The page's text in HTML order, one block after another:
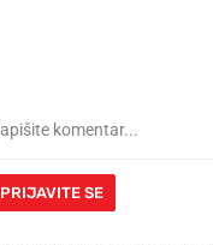
PRIJAVITE SE